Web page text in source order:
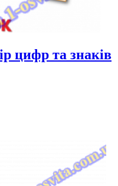
цифр та знаків